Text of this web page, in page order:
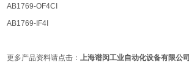
AB1769-OF4CI
AB1769-IF4I
更多产品资料请点击：上海谱闵工业自动化设备有限公司